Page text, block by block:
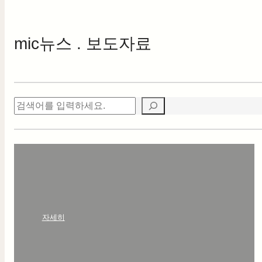
mic뉴스 . 보도자료
검
자세히